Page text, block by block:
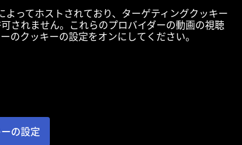
ってホストされており、ターゲティングクッキー
されません。これらのプロバイダーの動画の視聴
のクッキーの設定をオンにしてください。
の設定